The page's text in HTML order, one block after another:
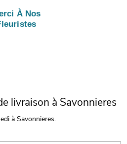
À Nos
livraison à Savonnieres
à Savonnieres.